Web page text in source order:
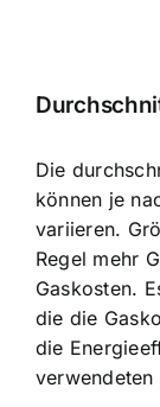
Die
können je
variieren.
Regel mehr
Gaskosten.
die die
die
verwendeten